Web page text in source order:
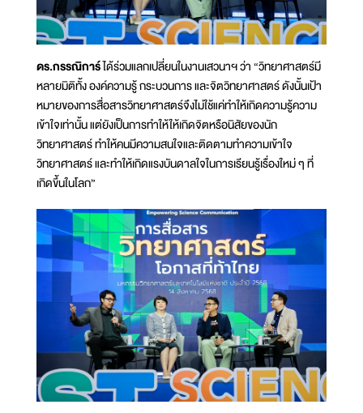
ดร.กรรณิการ์ได้ร่วมแลกเปลี่ยนในงานเสวนาฯ ว่า “วิทยาศาสตร์มี
หลายมิติทั้ง องค์ความรู้ กระบวนการ และจิตวิทยาศาสตร์ ดังนั้นเป้า
หมายของการสื่อสารวิทยาศาสตร์จึงไม่ใช้แค่ทำให้เกิดความรู้ความ
เข้าใจเท่านั้น แต่ยังเป็นการทำให้ให้เกิดจิตหรือนิสัยของนัก
วิทยาศาสตร์ ทำให้คนมีความสนใจและติดตามทำความเข้าใจ
วิทยาศาสตร์ และทำให้เกิดแรงบันดาลใจในการเรียนรู้เรื่องใหม่ ๆ ที่
เกิดขึ้นในโลก”